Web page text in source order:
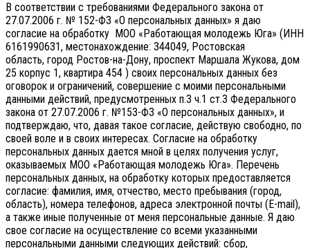
В соответствии с требованиями Федерального закона от
27.07.2006 г. № 152-ФЗ «О персональных данных» я даю
согласие на обработку МОО «Работающая молодежь Юга» (ИНН
6161990631, местонахождение: 344049, Ростовская
область, город Ростов-на-Дону, проспект Маршала Жукова, дом
25 корпус 1, квартира 454 ) своих персональных данных без
оговорок и ограничений, совершение с моими персональными
данными действий, предусмотренных п.3 ч.1 ст.3 Федерального
закона от 27.07.2006 г. №153-ФЗ «О персональных данных», и
подтверждаю, что, давая такое согласие, действую свободно, по
своей воле и в своих интересах. Согласие на обработку
персональных данных дается мной в целях получения услуг,
оказываемых МОО «Работающая молодежь Юга». Перечень
персональных данных, на обработку которых предоставляется
согласие: фамилия, имя, отчество, место пребывания (город,
область), номера телефонов, адреса электронной почты (E-mail),
а также иные полученные от меня персональные данные. Я даю
свое согласие на осуществление со всеми указанными
персональными данными следующих действий: сбор,